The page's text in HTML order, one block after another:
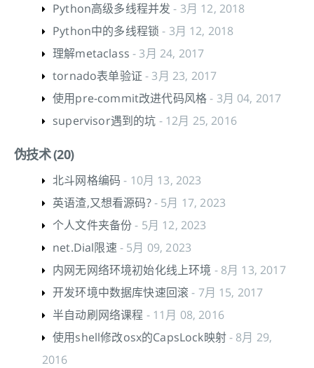
Python高级多线程并发 - 3月 12, 2018
Python中的多线程锁 - 3月 12, 2018
理解metaclass - 3月 24, 2017
tornado表单验证 - 3月 23, 2017
使用pre-commit改进代码风格- 3月 04, 2017
supervisor遇到的坑 - 12月 25, 2016
伪技术 (20)
北斗网格编码 - 10月 13, 2023
英语渣,又想看源码?- 5月 17, 2023
个人文件夹备份- 5月 12, 2023
net.Dial限速 - 5月 09, 2023
内网无网络环境初始化线上环境 - 8月 13, 2017
开发环境中数据库快速回滚 - 7月 15, 2017
半自动刷网络课程 - 11月 08, 2016
使用shell修改osx的CapsLock映射- 8月 29,
2016